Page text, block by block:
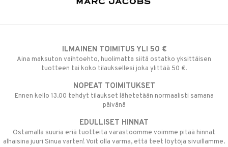
ILMAINEN TOIMITUS YLI 50 €
Aina maksuton vaihtoehto, huolimatta siitä ostatko yksittäisen
tuotteen tai koko tilauksellesi joka ylittää 50 €.
NOPEAT TOIMITUKSET
Ennen kello 13.00 tehdyt tilaukset lähetetään normaalisti samana
päivänä
EDULLISET HINNAT
Ostamalla suuria eriä tuotteita varastoomme voimme pitää hinnat
alhaisina juuri Sinua varten! Voit olla varma, että teet löytöjä sivuillamme.